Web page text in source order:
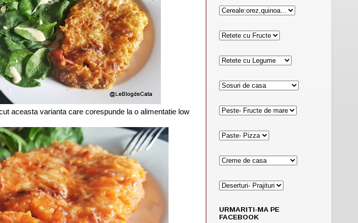
aceasta varianta care corespunde la o alimentatie low
URMARITI-MA PE
FACEBOOK